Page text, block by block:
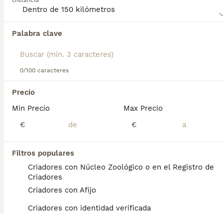
Palabra clave
0/100 caracteres
Precio
Min Precio
€
Max Precio
€
Filtros populares
Criadores con Núcleo Zoológico o en el Registro de
Criadores
Criadores con Afijo
Criadores con identidad verificada
con su familia. Su gran resistencia y nobleza lo hacen ideal
Encontramos 0 Mastín Español Perros en
Si deseas exactamente esta búsqueda guarda tu
búsqueda y espera el resultado perfecto:
Perros Cachorros En Venta
Chihuahua en venta
Bichón Maltés en venta
Border Collie en venta
Teckel en venta
Caniche Toy en venta
Bosque de Noruega en venta